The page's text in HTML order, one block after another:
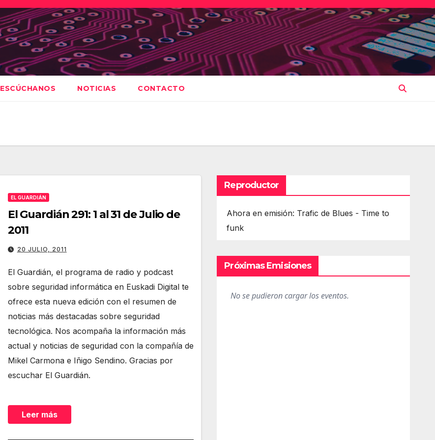
ESCÚCHANOS NOTICIAS CONTACTO
EL GUARDIÁN
El Guardián 291: 1 al 31 de Julio de
2011
20 JULIO, 2011
El Guardián, el programa de radio y podcast
sobre seguridad informática en Euskadi Digital te
ofrece esta nueva edición con el resumen de
noticias más destacadas sobre seguridad
tecnológica. Nos acompaña la información más
actual y noticias de seguridad con la compañía de
Mikel Carmona e Iñigo Sendino. Gracias por
escuchar El Guardián.
Leer más
Reproductor
Ahora en emisión: Trafic de Blues - Time to
funk
Próximas Emisiones